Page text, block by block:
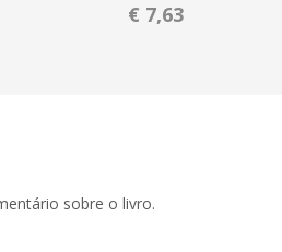
€ 7,63
sobre o livro.